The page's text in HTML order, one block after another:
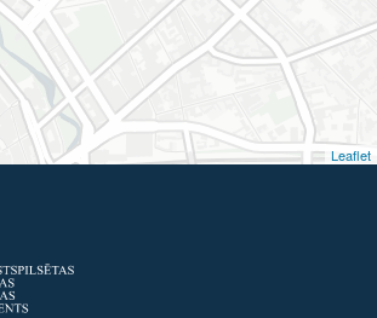
Leaflet